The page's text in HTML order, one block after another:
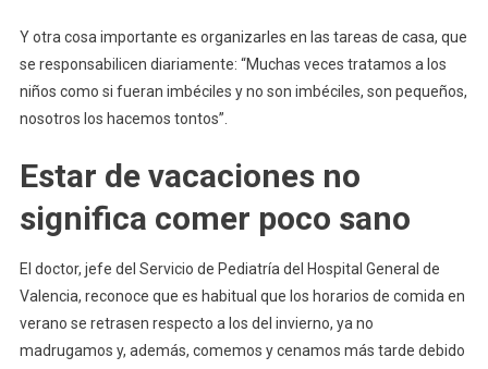
Y otra cosa importante es organizarles en las tareas de casa, que
se responsabilicen diariamente: “Muchas veces tratamos a los
niños como si fueran imbéciles y no son imbéciles, son pequeños,
nosotros los hacemos tontos”.
Estar de vacaciones no
significa comer poco sano
El doctor, jefe del Servicio de Pediatría del Hospital General de
Valencia, reconoce que es habitual que los horarios de comida en
verano se retrasen respecto a los del invierno, ya no
madrugamos y, además, comemos y cenamos más tarde debido